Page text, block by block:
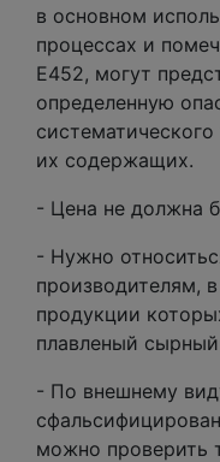
в основном
процессах и
Е452, могут
определенную
их содержащих.
- Цена не должна
- Нужно
производителям,
продукции
плавленый
- По внешнему
можно проверить